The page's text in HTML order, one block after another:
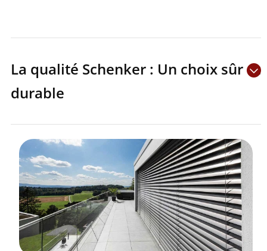
La qualité Schenker : Un choix sûr et
durable